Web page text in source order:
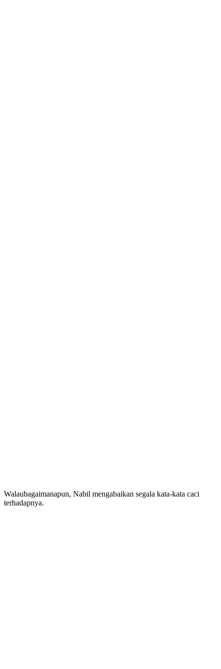
Walaubagaimanapun, Nabil mengabaikan segala kata-kata caci
terhadapnya.